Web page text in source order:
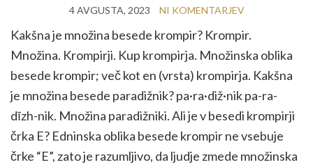
4 AVGUSTA, 2023 NI KOMENTARJEV
Kakšna je množina besede krompir? Krompir.
Množina. Krompirji. Kup krompirja. Množinska oblika
besede krompir; več kot en (vrsta) krompirja. Kakšna
je množina besede paradižnik? pa·​ra·​diž·​nik pa-ra-
dīzh-nik. Množina paradižniki. Ali je v besedi krompirji
črka E? Edninska oblika besede krompir ne vsebuje
črke “E”, zato je razumljivo, da ljudje zmede množinska